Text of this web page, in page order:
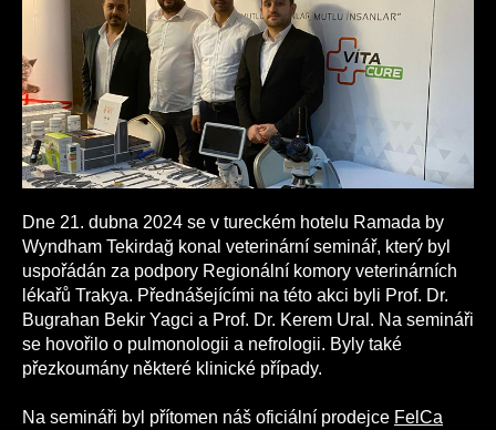
Dne 21. dubna 2024 se v tureckém hotelu Ramada by
Wyndham Tekirdağ konal veterinární seminář, který byl
uspořádán za podpory Regionální komory veterinárních
lékařů Trakya. Přednášejícími na této akci byli Prof. Dr.
Bugrahan Bekir Yagci a Prof. Dr. Kerem Ural. Na semináři
se hovořilo o pulmonologii a nefrologii. Byly také
přezkoumány některé klinické případy.
Na semináři byl přítomen náš oficiální prodejce FelCa